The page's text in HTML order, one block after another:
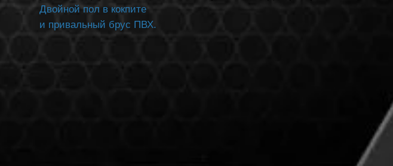
Двойной пол в кокпите
и привальный брус ПВХ.